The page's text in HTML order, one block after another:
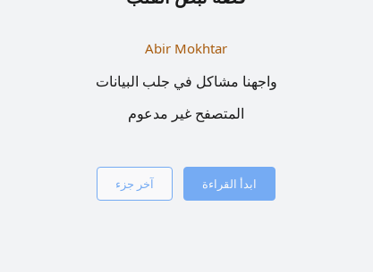
Abir Mokhtar
واجهنا مشاكل في جلب البيانات
المتصفح غير مدعوم
ابدأ القراءة آخر جزء